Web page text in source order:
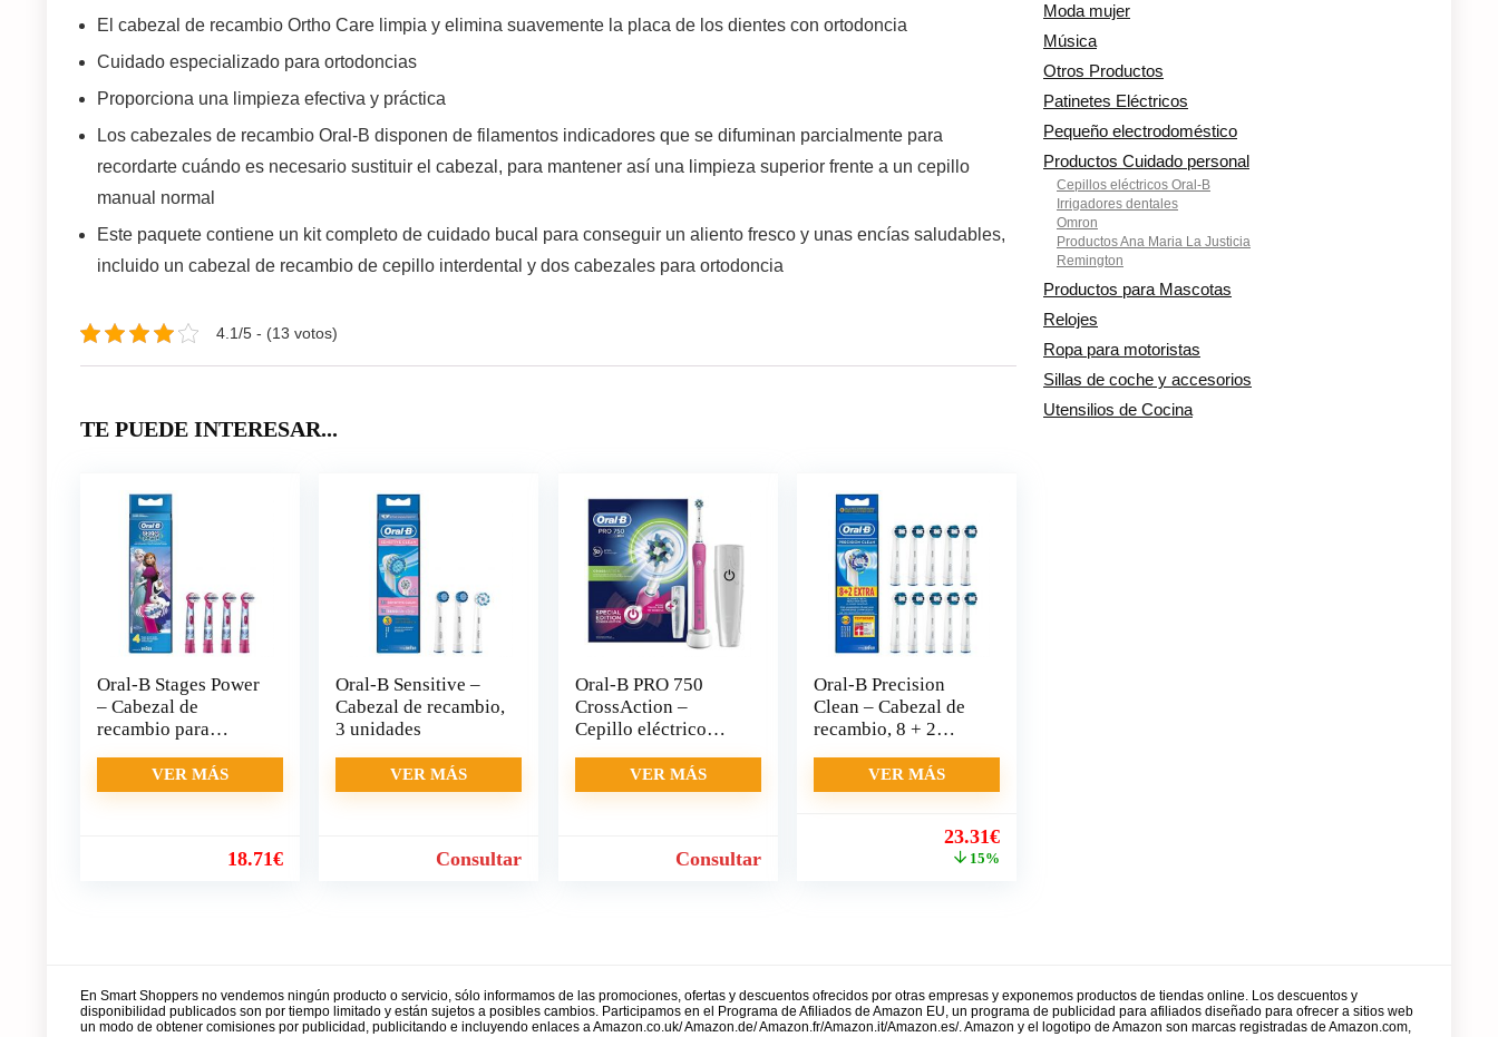
El cabezal de recambio Ortho Care limpia y elimina suavemente la placa de los dientes con ortodoncia
Cuidado especializado para ortodoncias
Proporciona una limpieza efectiva y práctica
Los cabezales de recambio Oral-B disponen de filamentos indicadores que se difuminan parcialmente para
recordarte cuándo es necesario sustituir el cabezal, para mantener así una limpieza superior frente a un cepillo
manual normal
Este paquete contiene un kit completo de cuidado bucal para conseguir un aliento fresco y unas encías saludables,
incluido un cabezal de recambio de cepillo interdental y dos cabezales para ortodoncia
4.1/5 - (13 votos)
TE PUEDE INTERESAR...
Oral-B Stages Power
– Cabezal de
recambio para
VER MÁS
18.71€
Oral-B Sensitive –
Cabezal de recambio,
3 unidades
VER MÁS
Consultar
Oral-B PRO 750
CrossAction –
Cepillo eléctrico
VER MÁS
Consultar
Oral-B Precision
Clean – Cabezal de
recambio, 8 + 2
VER MÁS
El
precio
23.31€El
precio
15%
Moda mujer
Música
Otros Productos
Patinetes Eléctricos
Pequeño electrodoméstico
Productos Cuidado personal
Cepillos eléctricos Oral-B
Irrigadores dentales
Omron
Productos Ana Maria La Justicia
Remington
Productos para Mascotas
Relojes
Ropa para motoristas
Sillas de coche y accesorios
Utensilios de Cocina
En Smart Shoppers no vendemos ningún producto o servicio, sólo informamos de las promociones, ofertas y descuentos ofrecidos por otras empresas y exponemos productos de tiendas online. Los descuentos y
disponibilidad publicados son por tiempo limitado y están sujetos a posibles cambios. Participamos en el Programa de Afiliados de Amazon EU, un programa de publicidad para afiliados diseñado para ofrecer a sitios web
un modo de obtener comisiones por publicidad, publicitando e incluyendo enlaces a Amazon.co.uk/ Amazon.de/ Amazon.fr/Amazon.it/Amazon.es/. Amazon y el logotipo de Amazon son marcas registradas de Amazon.com,